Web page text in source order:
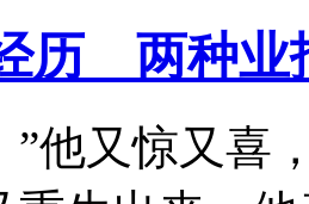
历 两种业
”他又惊又喜